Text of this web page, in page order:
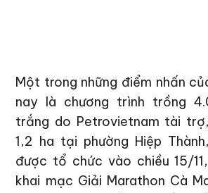
Một trong những điểm nhấn
nay là chương trình trồng
trắng do Petrovietnam tài
1,2 ha tại phường Hiệp
được tổ chức vào chiều 15/
khai mạc Giải Marathon Cà